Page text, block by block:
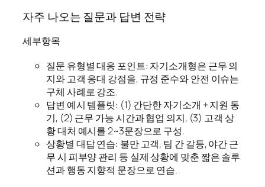
자주 나오는 질문과 답변 전략
세부항목
질문 유형별 대응 포인트: 자기소개형은 근무 의
지와 고객 응대 강점을, 규정 준수와 안전 이슈는
구체 사례로 강조.
답변 예시 템플릿: (1) 간단한 자기소개 + 지원 동
기, (2) 근무 가능 시간과 협업 의지, (3) 고객 상
황 대처 예시를 2~3문장으로 구성.
상황별 대답 연습: 불만 고객, 팀 간 갈등, 야간 근
무 시 피부양 관리 등 실제 상황에 맞춘 짧은 솔루
션과 행동 지향적 문장으로 연습.